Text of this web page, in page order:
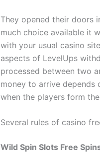
They opened their doors
much choice available it
with your usual casino
aspects of LevelUps
processed between two
money to arrive depends
when the players form
Several rules of casino
Wild Spin Slots Free